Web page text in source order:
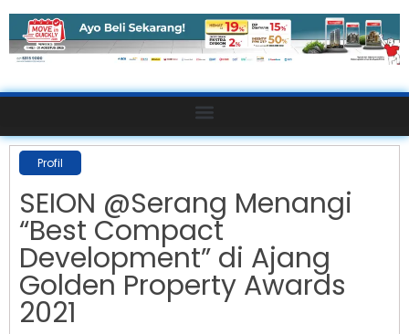
Profil
SEION @Serang Menangi
“Best Compact
Development” di Ajang
Golden Property Awards
2021